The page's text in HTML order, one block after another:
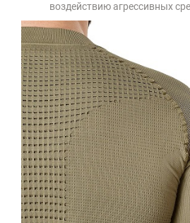
воздействию агрессивных